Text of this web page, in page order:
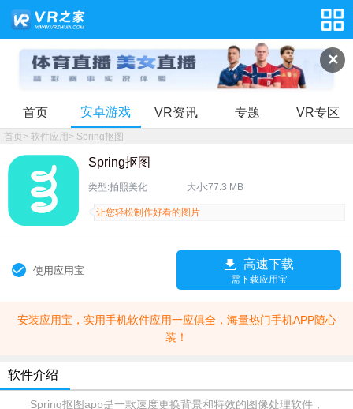
✕
首页 安卓游戏 VR资讯 专题 VR专区
首页> 软件应用> Spring抠图
Spring抠图
类型:拍照美化 大小:77.3 MB
让您轻松制作好看的图片
使用应用宝 高速下载
需下载应用宝
安装应用宝，实用手机软件应用一应俱全，海量热门手机APP随心
装！
软件介绍
Spring抠图app是一款速度更换背景和特效的图像处理软件，